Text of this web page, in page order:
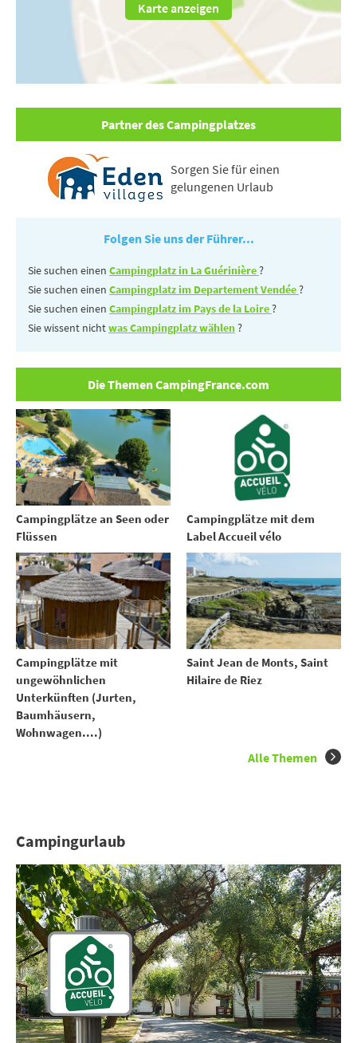
Karte anzeigen
Partner des Campingplatzes
Sorgen Sie für einen
gelungenen Urlaub
Folgen Sie uns der Führer...
Sie suchen einen Campingplatz in La Guérinière?
Sie suchen einen Campingplatz im Departement Vendée?
Sie suchen einen Campingplatz im Pays de la Loire?
Sie wissent nichtwas Campingplatz wählen?
Die Themen CampingFrance.com
Campingplätze an Seen oder
Flüssen
Campingplätze mit dem
Label Accueil vélo
Campingplätze mit
ungewöhnlichen
Unterkünften (Jurten,
Baumhäusern,
Wohnwagen....)
Saint Jean de Monts, Saint
Hilaire de Riez
Alle Themen
Campingurlaub